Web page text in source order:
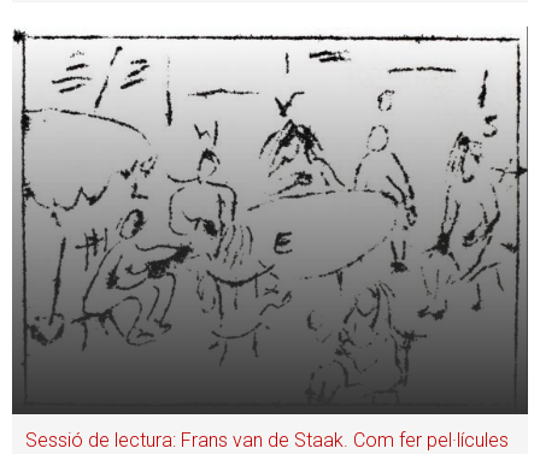
Sessió de lectura: Frans van de Staak. Com fer pel·lícules